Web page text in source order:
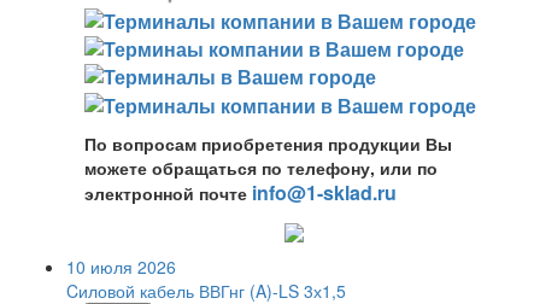
По вопросам приобретения продукции Вы
можете обращаться по телефону, или по
электронной почте info@1-sklad.ru
10 июля 2026
Cиловой кабель ВВГнг (A)-LS 3х1,5